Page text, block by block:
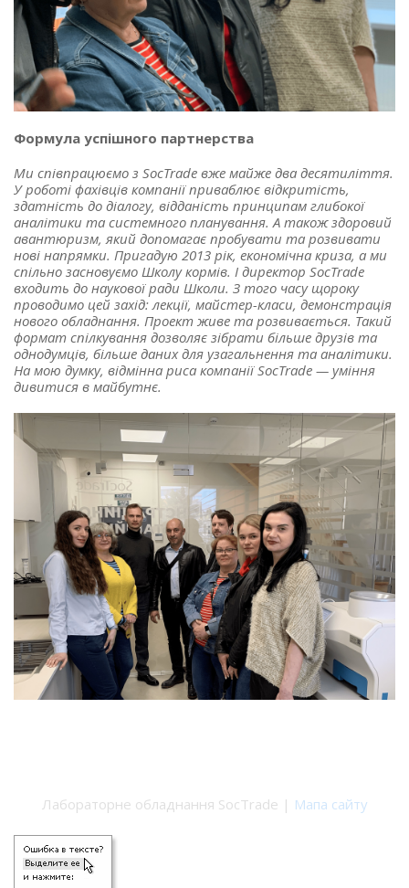
Формула успішного партнерства
Ми співпрацюємо з SocTrade вже майже два десятиліття.
У роботі фахівців компанії приваблює відкритість,
здатність до діалогу, відданість принципам глибокої
аналітики та системного планування. А також здоровий
авантюризм, який допомагає пробувати та розвивати
нові напрямки. Пригадую 2013 рік, економічна криза, а ми
спільно засновуємо Школу кормів. І директор SocTrade
входить до наукової ради Школи. З того часу щороку
проводимо цей захід: лекції, майстер-класи, демонстрація
нового обладнання. Проект живе та розвивається. Такий
формат спілкування дозволяє зібрати більше друзів та
однодумців, більше даних для узагальнення та аналітики.
На мою думку, відмінна риса компанії SocTrade — уміння
дивитися в майбутнє.
Лабораторне обладнання SocTrade | Мапа сайту